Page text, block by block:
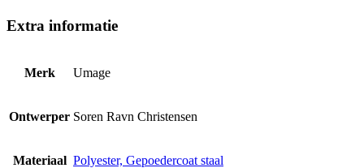
Extra informatie
Merk Umage
Ontwerper Soren Ravn Christensen
Materiaal Polyester, Gepoedercoat staal